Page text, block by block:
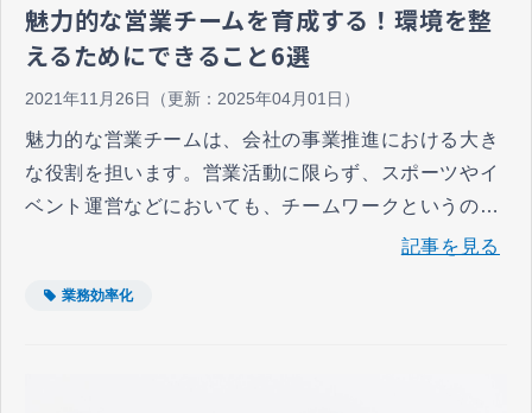
魅力的な営業チームを育成する！環境を整
えるためにできること6選
2021年11月26日 （更新： 2025年04月01日 ）
魅力的な営業チームは、会社の事業推進における大き
な役割を担います。営業活動に限らず、スポーツやイ
ベント運営などにおいても、チームワークというのは
非常に重要であり、たとえ社員の能力が高くても、チ
上げることはできません。ここでは、魅力的な営業チ
記事を見る
業務効率化